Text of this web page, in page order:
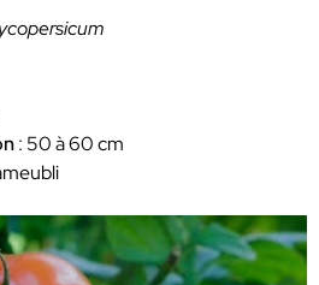
: 50 à 60 cm